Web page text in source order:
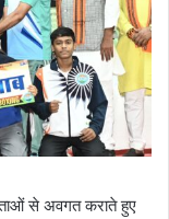
से अवगत कराते हुए